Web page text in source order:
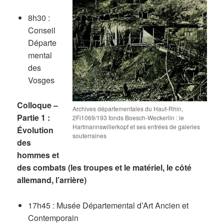
Archives départementales du Haut-Rhin,
2Fi1069/193 fonds Boesch-Weckerlin : le
Hartmannswillerkopf et ses entrées de galeries
souterraines
8h30 :
Conseil
Départe
mental
des
Vosges
Colloque –
Partie 1 :
Évolution
des
hommes et
des combats (les troupes et le matériel, le côté
allemand, l’arrière)
17h45 : Musée Départemental d’Art Ancien et
Contemporain